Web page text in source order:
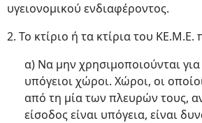
υγειονομικού ενδιαφέροντος.
2. Το κτίριο ή τα κτίρια του ΚΕ.Μ.Ε.
α) Να μην χρησιμοποιούνται
υπόγειοι χώροι. Χώροι, οι
από τη μία των πλευρών τους,
είσοδος είναι υπόγεια, είναι